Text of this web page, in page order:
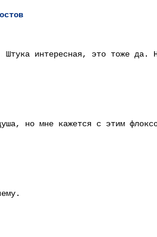
интересная, это тоже да.
но мне кажется с этим